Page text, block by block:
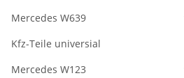
Mercedes W639
Kfz-Teile universial
Mercedes W123